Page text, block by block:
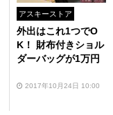
アスキーストア
外出はこれ1つでO
K！ 財布付きショル
ダーバッグが1万円
2017年10月24日 10:00